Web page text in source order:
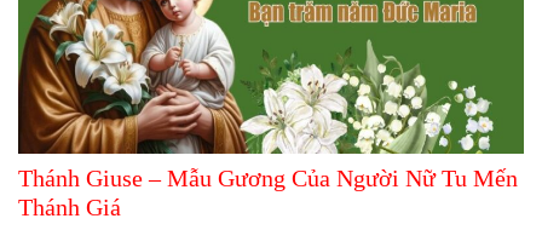
Thánh Giuse – Mẫu Gương Của Người Nữ Tu Mến
Thánh Giá